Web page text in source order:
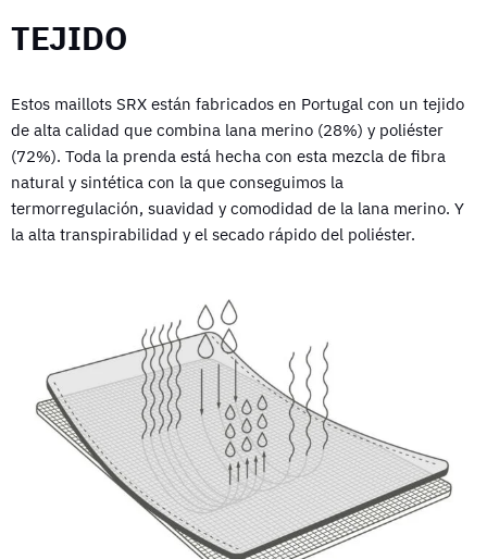
TEJIDO
Estos maillots SRX están fabricados en Portugal con un tejido
de alta calidad que combina lana merino (28%) y poliéster
(72%). Toda la prenda está hecha con esta mezcla de fibra
natural y sintética con la que conseguimos la
termorregulación, suavidad y comodidad de la lana merino. Y
la alta transpirabilidad y el secado rápido del poliéster.